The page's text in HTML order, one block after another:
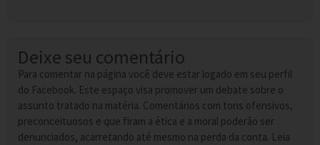
Deixe seu comentário
Para comentar na página você deve estar logado em seu perfil
do Facebook. Este espaço visa promover um debate sobre o
assunto tratado na matéria. Comentários com tons ofensivos,
preconceituosos e que firam a ética e a moral poderão ser
denunciados, acarretando até mesmo na perda da conta. Leia